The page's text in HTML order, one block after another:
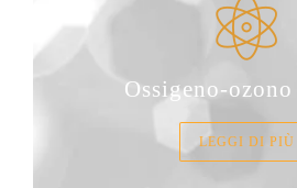
Ossigeno-
LEGGI DI PIÙ